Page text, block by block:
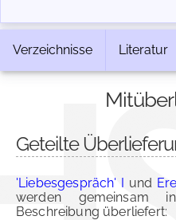
Verzeichnisse Literatur
Geteilte
'Liebesgespräch' I und
werden gemeinsam
Beschreibung überliefert: